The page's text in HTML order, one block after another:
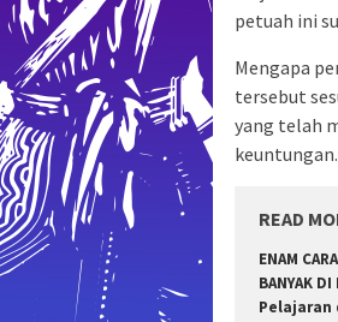
petuah ini
Mengapa
tersebut
yang telah
keuntungan.
READ
ENAM
BANYAK
Pelajaran